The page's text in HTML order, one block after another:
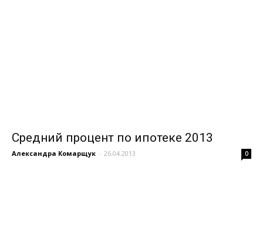
Средний процент по ипотеке 2013
Александра Комарщук - 26.04.2013 0